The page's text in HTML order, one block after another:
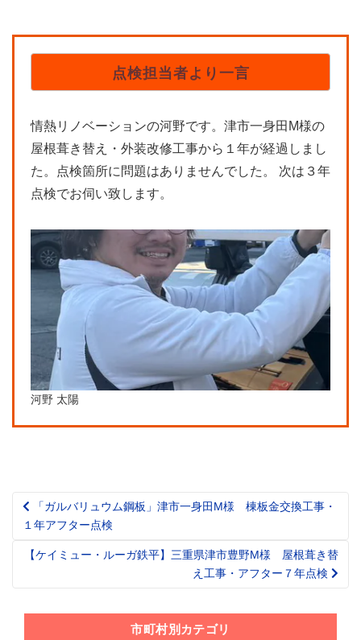
点検担当者より一言
情熱リノベーションの河野です。津市一身田M様の
屋根葺き替え・外装改修工事から１年が経過しまし
た。点検箇所に問題はありませんでした。 次は３年
点検でお伺い致します。
河野 太陽
Post
navigation
「ガルバリュウム鋼板」津市一身田M様 棟板金交換工事・
１年アフター点検
【ケイミュー・ルーガ鉄平】三重県津市豊野M様 屋根葺き替
え工事・アフター７年点検
市町村別カテゴリ